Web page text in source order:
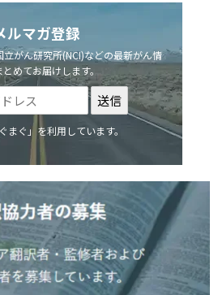
ルマガ登録
がん研究所(NCI)などの最新がん情
めてお届けします。
まぐ」を利用しています。